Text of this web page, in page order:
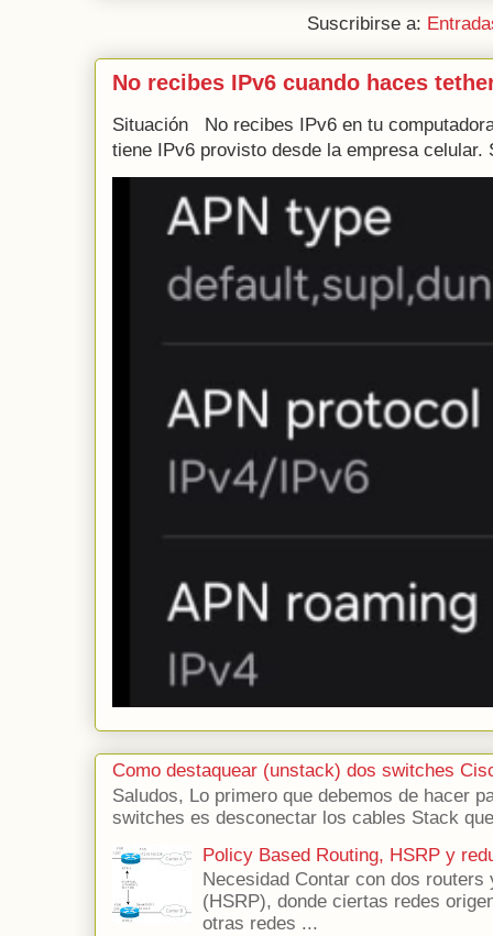
Suscribirse a:
No recibes IPv6 cuando haces
Situación No recibes IPv6 en tu
tiene IPv6 provisto desde la empresa
Como destaquear (unstack) dos switches
Saludos, Lo primero que debemos de hacer
switches es desconectar los cables Stack
Policy Based Routing, HSRP y
Necesidad Contar con dos
(HSRP), donde ciertas redes
otras redes ...